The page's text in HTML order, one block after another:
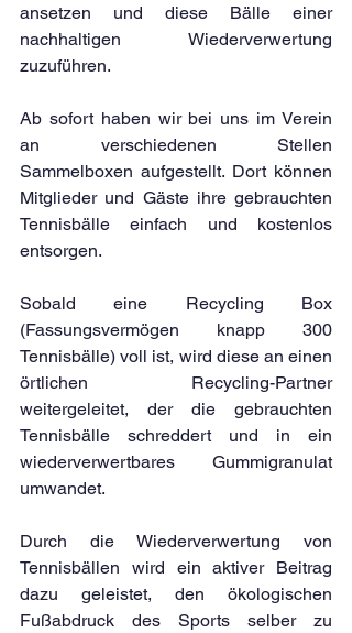
ansetzen und diese Bälle einer
nachhaltigen Wiederverwertung
zuzuführen.
Ab sofort haben wir bei uns im Verein
an verschiedenen Stellen
Sammelboxen aufgestellt. Dort können
Mitglieder und Gäste ihre gebrauchten
Tennisbälle einfach und kostenlos
entsorgen.
Sobald eine Recycling Box
(Fassungsvermögen knapp 300
Tennisbälle) voll ist, wird diese an einen
örtlichen Recycling-Partner
weitergeleitet, der die gebrauchten
Tennisbälle schreddert und in ein
wiederverwertbares Gummigranulat
umwandet.
Durch die Wiederverwertung von
Tennisbällen wird ein aktiver Beitrag
dazu geleistet, den ökologischen
Fußabdruck des Sports selber zu